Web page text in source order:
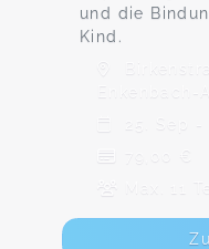
und die
Kind.
Enkenbach-
25. Sep -
79,00 €
Max. 11